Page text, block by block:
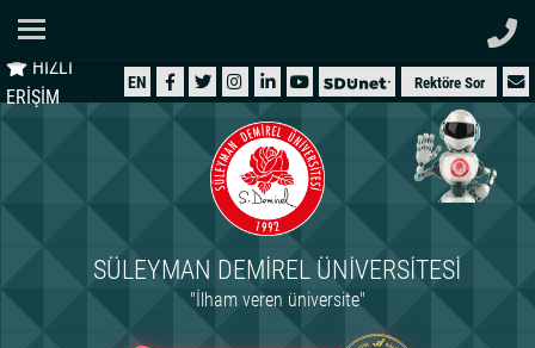
HIZLI
ERİŞİM
EN Rektöre Sor
SÜLEYMAN DEMIREL ÜNIVERSITESI
"İlham veren üniversite"
ÜNİVERSİTEMİZ
İDARİ
ARAŞTIRMA